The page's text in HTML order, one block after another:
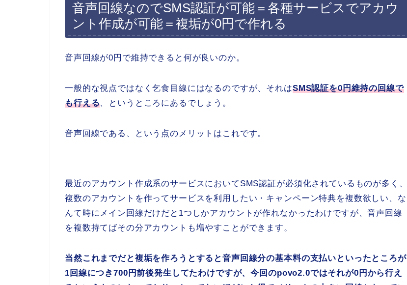
音声回線なのでSMS認証が可能＝各種サービスでアカウ
ント作成が可能＝複垢が0円で作れる
音声回線が0円で維持できると何が良いのか。
一般的な視点ではなく乞食目線にはなるのですが、それはSMS認証を0円維持の回線で
も行える、というところにあるでしょう。
音声回線である、という点のメリットはこれです。
最近のアカウント作成系のサービスにおいてSMS認証が必須化されているものが多く、
複数のアカウントを作ってサービスを利用したい・キャンペーン特典を複数欲しい、な
んて時にメイン回線だけだと1つしかアカウントが作れなかったわけですが、音声回線
を複数持てばその分アカウントも増やすことができます。
当然これまでだと複垢を作ろうとすると音声回線分の基本料の支払いといったところが
1回線につき700円前後発生してたわけですが、今回のpovo2.0ではそれが0円から行え